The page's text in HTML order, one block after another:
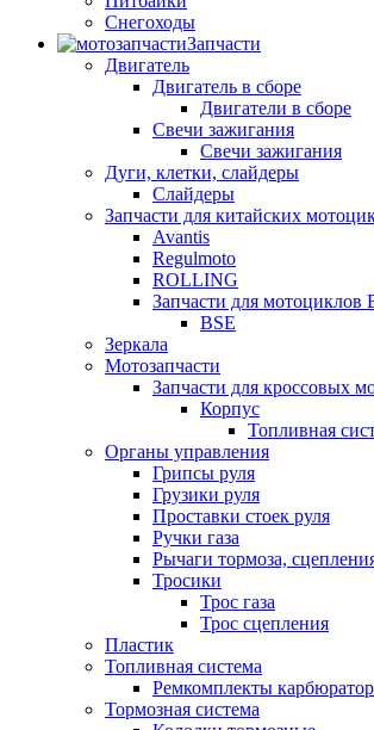
Снегоходы
Запчасти
Двигатель
Двигатель в сборе
Двигатели в сборе
Свечи зажигания
Свечи зажигания
Дуги, клетки, слайдеры
Слайдеры
Запчасти для китайских
Avantis
Regulmoto
ROLLING
Запчасти для мотоциклов
BSE
Зеркала
Мотозапчасти
Запчасти для кроссовых
Корпус
Топливная
Органы управления
Грипсы руля
Грузики руля
Проставки стоек руля
Ручки газа
Рычаги тормоза,
Тросики
Трос газа
Трос сцепления
Пластик
Топливная система
Ремкомплекты
Тормозная система